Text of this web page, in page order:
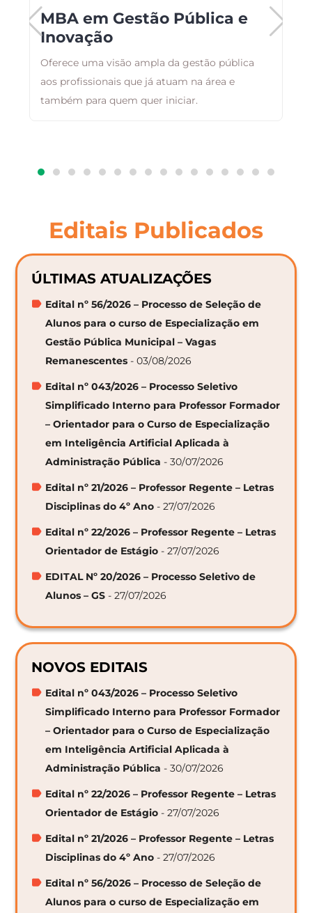
MBA em Gestão Pública e
Inovação
Oferece uma visão ampla da gestão pública
aos profissionais que já atuam na área e
também para quem quer iniciar.
Editais Publicados
ÚLTIMAS ATUALIZAÇÕES
Edital nº 56/2026 – Processo de Seleção de
Alunos para o curso de Especialização em
Gestão Pública Municipal – Vagas
Remanescentes - 03/08/2026
Edital nº 043/2026 – Processo Seletivo
Simplificado Interno para Professor Formador
– Orientador para o Curso de Especialização
em Inteligência Artificial Aplicada à
Administração Pública - 30/07/2026
Edital nº 21/2026 – Professor Regente – Letras
Disciplinas do 4º Ano - 27/07/2026
Edital nº 22/2026 – Professor Regente – Letras
Orientador de Estágio - 27/07/2026
EDITAL Nº 20/2026 – Processo Seletivo de
Alunos – GS - 27/07/2026
NOVOS EDITAIS
Edital nº 043/2026 – Processo Seletivo
Simplificado Interno para Professor Formador
– Orientador para o Curso de Especialização
em Inteligência Artificial Aplicada à
Administração Pública - 30/07/2026
Edital nº 22/2026 – Professor Regente – Letras
Orientador de Estágio - 27/07/2026
Edital nº 21/2026 – Professor Regente – Letras
Disciplinas do 4º Ano - 27/07/2026
Edital nº 56/2026 – Processo de Seleção de
Alunos para o curso de Especialização em